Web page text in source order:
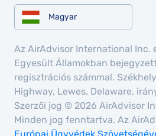
Magyar
Az AirAdvisor International Inc.
Egyesült Államokban
regisztrációs számmal.
Highway, Lewes, Delaware,
Szerzői jog © 2026 AirAdvisor
Minden jog fenntartva. Az